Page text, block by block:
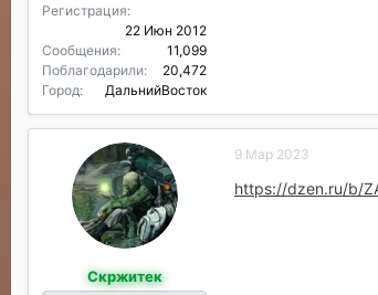
Регистрация
22 Июн 2012
Сообщения
11,099
Поблагодарили
20,472
Город
ДальнийВосток
Скржитек
9 Мар 2023
https://dzen.ru/b/